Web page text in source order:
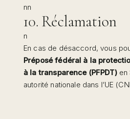
nn
10. Réclamation
n
En cas de désaccord, vous
Préposé fédéral à la
à la transparence (PFPDT)en
autorité nationale dans l’UE